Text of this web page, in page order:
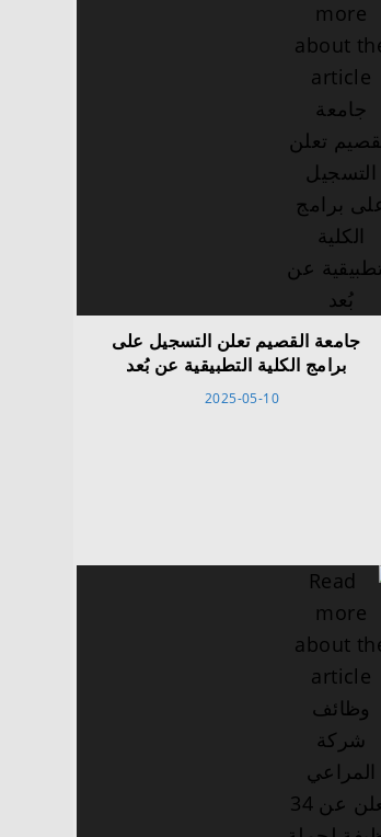
جامعة القصيم تعلن التسجيل على
برامج الكلية التطبيقية عن بُعد
2025-05-10